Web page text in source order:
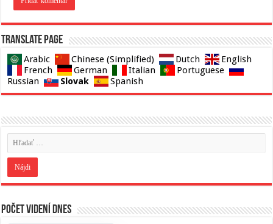
Translate page
Arabic Chinese (Simplified) Dutch
English
French
German Italian
Portuguese
Russian
Slovak Spanish
Počet videní dnes